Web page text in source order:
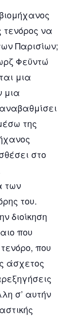
να
Παρισίων;
Φεϋντώ
μια
μια
της
στο
των
του.
διοίκηση
που
που
άσχετος
σ’ αυτήν